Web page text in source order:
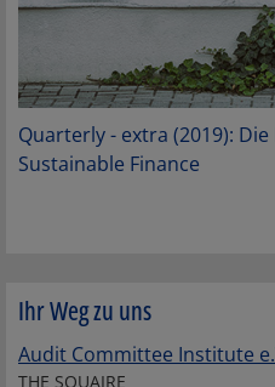
Quarterly - extra (2019): Die
Sustainable Finance
Ihr Weg zu uns
Audit Committee Institute
THE SQUAIRE